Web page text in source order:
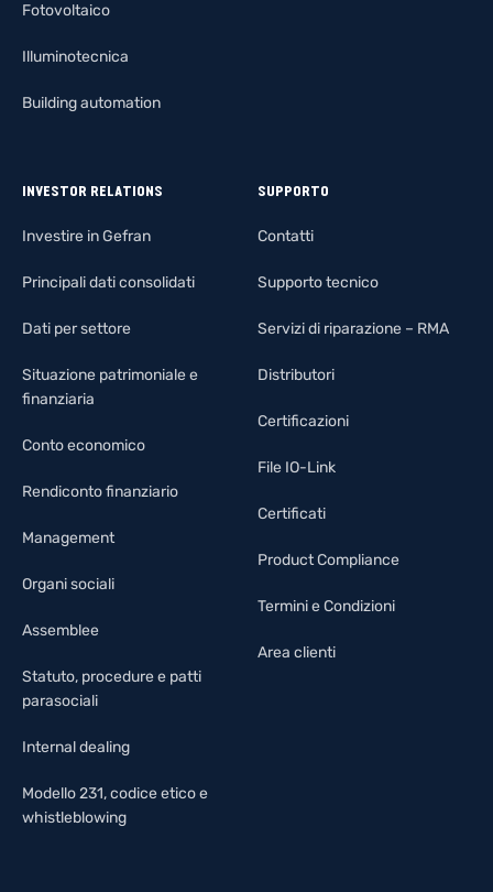
Fotovoltaico
Illuminotecnica
Building automation
INVESTOR RELATIONS
Investire in Gefran
Principali dati consolidati
Dati per settore
Situazione patrimoniale e
finanziaria
Conto economico
Rendiconto finanziario
Management
Organi sociali
Assemblee
Statuto, procedure e patti
parasociali
Internal dealing
Modello 231, codice etico e
whistleblowing
SUPPORTO
Contatti
Supporto tecnico
Servizi di riparazione – RMA
Distributori
Certificazioni
File IO-Link
Certificati
Product Compliance
Termini e Condizioni
Area clienti